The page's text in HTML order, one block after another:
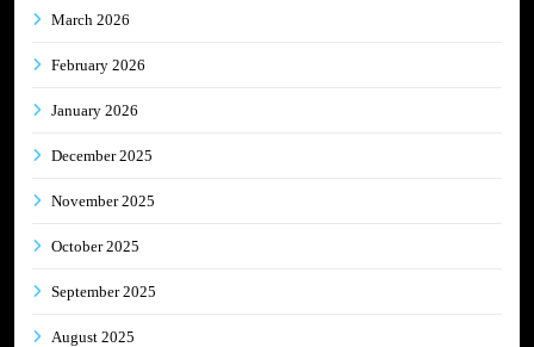
March 2026
February 2026
January 2026
December 2025
November 2025
October 2025
September 2025
August 2025